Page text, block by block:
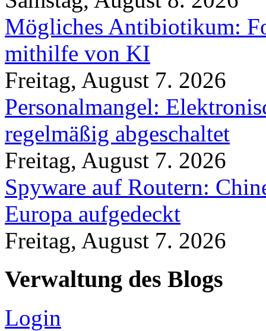
Mögliches Antibiotikum:
mithilfe von KI
Freitag, August 7. 2026
Personalmangel:
regelmäßig abgeschaltet
Freitag, August 7. 2026
Spyware auf Routern:
Europa aufgedeckt
Freitag, August 7. 2026
Verwaltung des Blogs
Login